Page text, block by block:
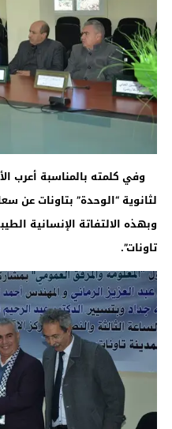
وفي كلمته بالمناسبة أعرب
لثانوية “الوحدة” بتاونات عن
وبهذه الالتفاتة الإنسانية
تاونات”.